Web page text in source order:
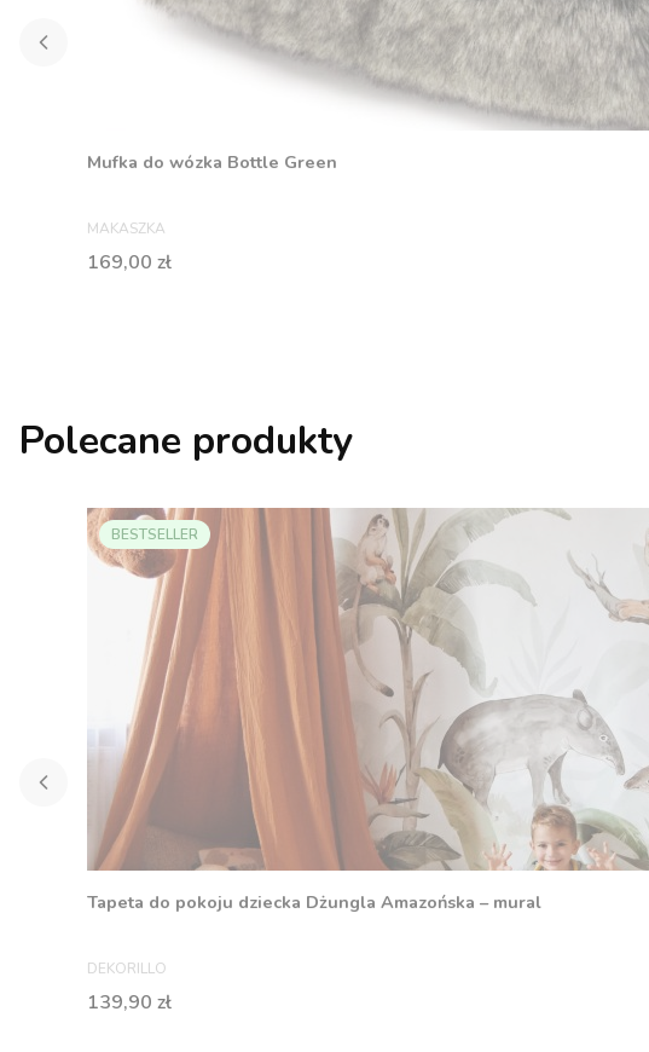
Mufka do wózka Bottle Green
PRODUCENT
MAKASZKA
Cena
169,00 zł
Polecane produkty
BESTSELLER
Tapeta do pokoju dziecka Dżungla Amazońska – mural
PRODUCENT
DEKORILLO
Cena
139,90 zł